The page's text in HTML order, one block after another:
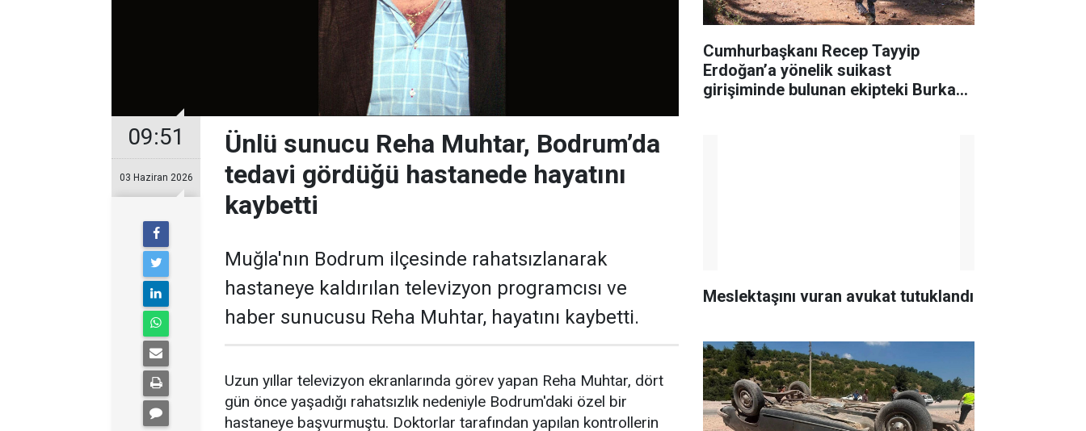
09:51
03 Haziran 2026
Ünlü sunucu Reha Muhtar, Bodrum’da
tedavi gördüğü hastanede hayatını
kaybetti
Muğla'nın Bodrum ilçesinde rahatsızlanarak
hastaneye kaldırılan televizyon programcısı ve
haber sunucusu Reha Muhtar, hayatını kaybetti.
Uzun yıllar televizyon ekranlarında görev yapan Reha Muhtar, dört
gün önce yaşadığı rahatsızlık nedeniyle Bodrum'daki özel bir
hastaneye başvurmuştu. Doktorlar tarafından yapılan kontrollerin
Cumhurbaşkanı Recep Tayyip
Erdoğan’a yönelik suikast
girişiminde bulunan ekipteki Burkay
Meslektaşını vuran avukat tutuklandı